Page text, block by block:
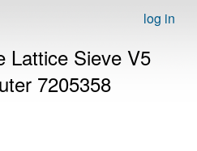
log in
Lattice Sieve V5
7205358